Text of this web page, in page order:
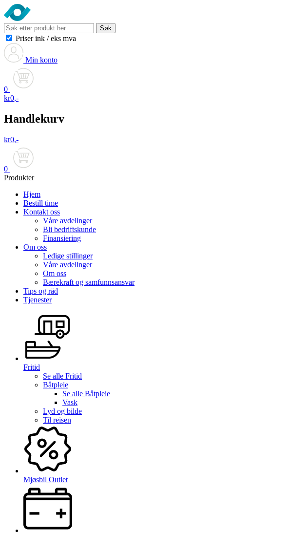
Søk
Priser ink / eks mva
Min konto
0
kr0,-
Handlekurv
kr0,-
0
Produkter
Hjem
Bestill time
Kontakt oss
Våre avdelinger
Bli bedriftskunde
Finansiering
Om oss
Ledige stillinger
Våre avdelinger
Om oss
Bærekraft og samfunnsansvar
Tips og råd
Tjenester
Fritid
Se alle Fritid
Båtpleie
Se alle Båtpleie
Vask
Lyd og bilde
Til reisen
Mjøsbil Outlet